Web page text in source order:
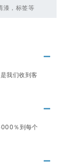
漆，标签等
我们收到客
％到每个